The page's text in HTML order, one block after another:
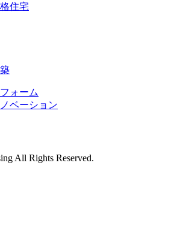
住宅
ォーム
ベーション
All Rights Reserved.